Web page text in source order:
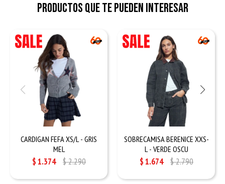
Productos que te pueden interesar
CARDIGAN FEFA XS/L - GRIS
MEL
$1.374 $2.290
SOBRECAMISA BERENICE XXS-
L - VERDE OSCU
$1.674 $2.790